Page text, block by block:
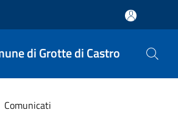
di Grotte di Castro
Comunicati